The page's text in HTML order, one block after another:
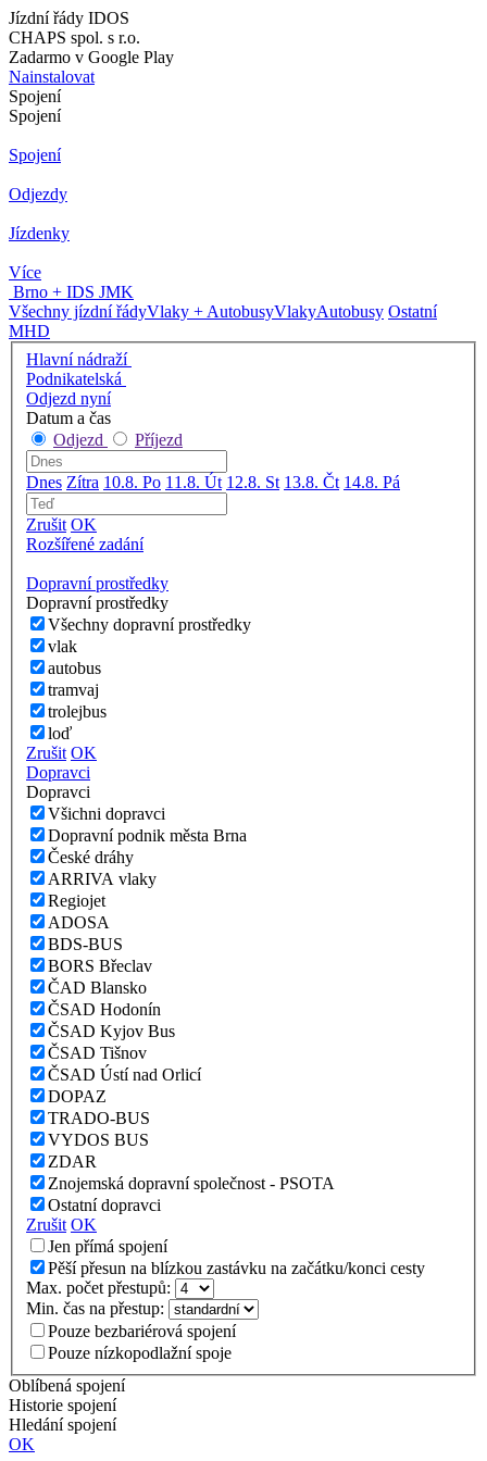
Jízdní řády IDOS
CHAPS spol. s r.o.
Zadarmo v Google Play
Nainstalovat
Spojení
Spojení
Spojení
Odjezdy
Jízdenky
Více
Brno + IDS JMK
Všechny jízdní řádyVlaky + AutobusyVlakyAutobusy Ostatní
MHD
Hlavní nádraží
Podnikatelská
Odjezd nyní
Datum a čas
Odjezd
Příjezd
Dnes Zítra 10.8. Po 11.8. Út 12.8. St 13.8. Čt 14.8. Pá
Zrušit OK
Rozšířené zadání
Dopravní prostředky
Dopravní prostředky
Všechny dopravní prostředky
vlak
autobus
tramvaj
trolejbus
loď
Zrušit OK
Dopravci
Dopravci
Všichni dopravci
Dopravní podnik města Brna
České dráhy
ARRIVA vlaky
Regiojet
ADOSA
BDS-BUS
BORS Břeclav
ČAD Blansko
ČSAD Hodonín
ČSAD Kyjov Bus
ČSAD Tišnov
ČSAD Ústí nad Orlicí
DOPAZ
TRADO-BUS
VYDOS BUS
ZDAR
Znojemská dopravní společnost - PSOTA
Ostatní dopravci
Zrušit OK
Jen přímá spojení
Pěší přesun na blízkou zastávku na začátku/konci cesty
Max. počet přestupů:
Min. čas na přestup:
Pouze bezbariérová spojení
Pouze nízkopodlažní spoje
Oblíbená spojení
Historie spojení
Hledání spojení
OK